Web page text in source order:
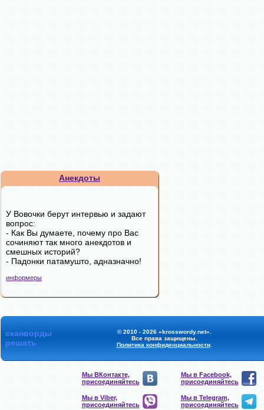
Анекдоты
У Вовочки берут интервью и задают
вопрос:
- Как Вы думаете, почему про Вас
сочиняют так много анекдотов и
смешных историй?
- Падонки патамушто, адназначно!
информеры
сканворды
решать
© 2010 - 2026 «krosswordy.net».
Все права защищены.
Политика конфиденциальности.
Мы ВКонтакте,
присоединяйтесь
Мы в Facebook,
присоединяйтесь
Мы в Viber,
присоединяйтесь
Мы в Telegram,
присоединяйтесь